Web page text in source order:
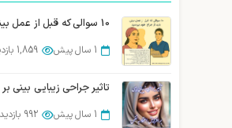
12 ماه پیش 1,974 بازدید
1 سال پیش 1,859 بازدید
1 سال پیش 1,859 بازدید
1 سال پیش 992 بازدید